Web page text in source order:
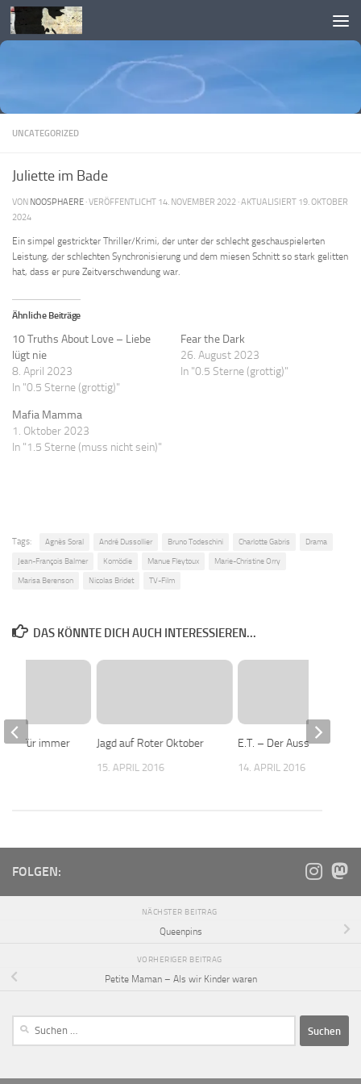
Skip to content
UNCATEGORIZED
Juliette im Bade
VON NOOSPHAERE · VERÖFFENTLICHT 14. NOVEMBER 2022 · AKTUALISIERT 19. OKTOBER
2024
Ein simpel gestrickter Thriller/Krimi, der unter der schlecht geschauspielerten
Leistung, der schlechten Synchronisierung und dem miesen Schnitt so stark gelitten
hat, dass er pure Zeitverschwendung war.
Ähnliche Beiträge
10 Truths About Love – Liebe
lügt nie
8. April 2023
In "0.5 Sterne (grottig)"
Fear the Dark
26. August 2023
In "0.5 Sterne (grottig)"
Mafia Mamma
1. Oktober 2023
In "1.5 Sterne (muss nicht sein)"
Tags: Agnès Soral André Dussollier Bruno Todeschini Charlotte Gabris Drama
Jean-François Balmer Komödie Manue Fleytoux Marie-Christine Orry
Marisa Berenson Nicolas Bridet TV-Film
DAS KÖNNTE DICH AUCH INTERESSIEREN...
Jagd auf Roter Oktober
15. APRIL 2016
E.T. – Der Ausserirdische
14. APRIL 2016
– Für immer
FOLGEN:
NÄCHSTER BEITRAG
Queenpins
VORHERIGER BEITRAG
Petite Maman – Als wir Kinder waren